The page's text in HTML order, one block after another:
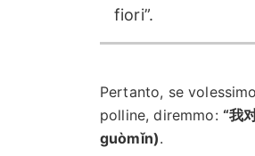
fiori”.
Pertanto, se
polline, diremmo: “我
guòmǐn).